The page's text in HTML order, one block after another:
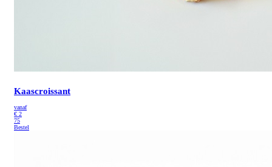
Kaascroissant
vanaf
€ 2
75
Bestel